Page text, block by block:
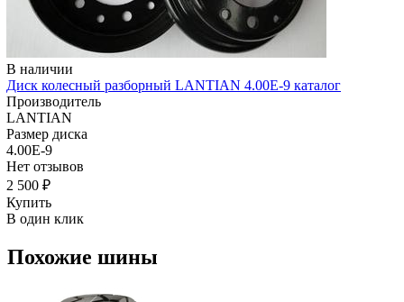
В наличии
Диск колесный разборный LANTIAN 4.00E-9 каталог
Производитель
LANTIAN
Размер диска
4.00E-9
Нет отзывов
2 500 ₽
Купить
В один клик
Похожие шины